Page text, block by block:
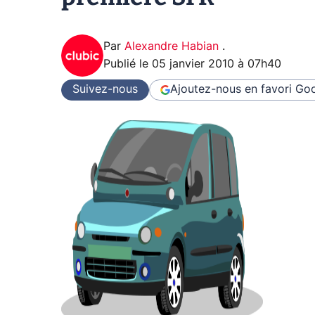
Par Alexandre Habian .
Publié le 05 janvier 2010 à 07h40
Suivez-nous Ajoutez-nous en favori